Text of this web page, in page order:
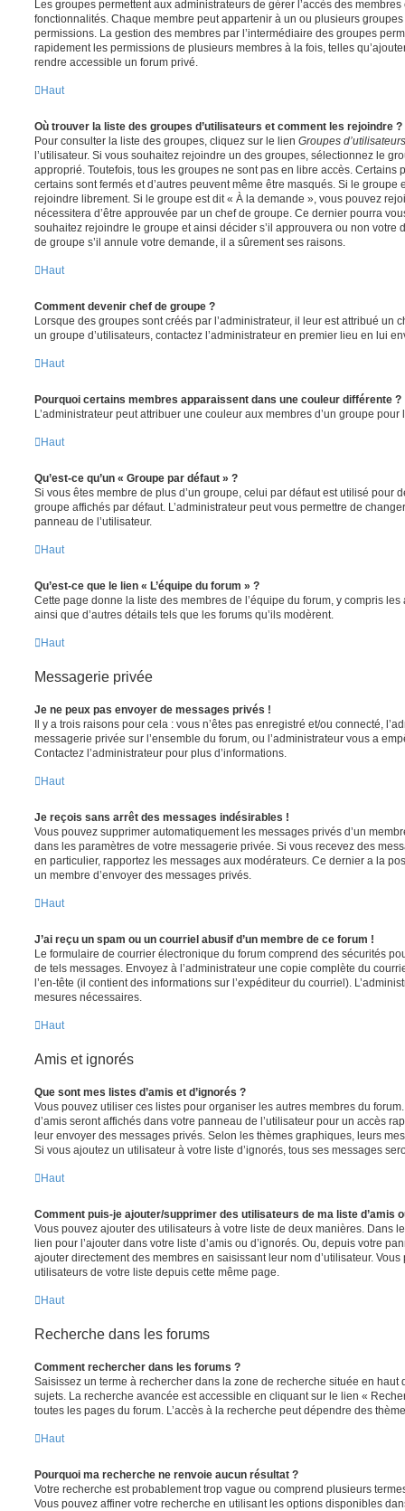
Les groupes permettent aux administrateurs de gérer l’accès des
fonctionnalités. Chaque membre peut appartenir à un ou plusieurs
permissions. La gestion des membres par l’intermédiaire des groupes
rapidement les permissions de plusieurs membres à la fois, telles
rendre accessible un forum privé.
Haut
Où trouver la liste des groupes d’utilisateurs et comment les rejoindre ?
Pour consulter la liste des groupes, cliquez sur le lien Groupes d’utilisateurs
l’utilisateur. Si vous souhaitez rejoindre un des groupes, sélectionnez le
approprié. Toutefois, tous les groupes ne sont pas en libre accès. Certains
certains sont fermés et d’autres peuvent même être masqués. Si le groupe
rejoindre librement. Si le groupe est dit « À la demande », vous pouvez
nécessitera d’être approuvée par un chef de groupe. Ce dernier pourra
souhaitez rejoindre le groupe et ainsi décider s’il approuvera ou non votre
de groupe s’il annule votre demande, il a sûrement ses raisons.
Haut
Comment devenir chef de groupe ?
Lorsque des groupes sont créés par l’administrateur, il leur est attribué un
un groupe d’utilisateurs, contactez l’administrateur en premier lieu en lui
Haut
Pourquoi certains membres apparaissent dans une couleur différente ?
L’administrateur peut attribuer une couleur aux membres d’un groupe
Haut
Qu’est-ce qu’un « Groupe par défaut » ?
Si vous êtes membre de plus d’un groupe, celui par défaut est utilisé pour
groupe affichés par défaut. L’administrateur peut vous permettre de
panneau de l’utilisateur.
Haut
Qu’est-ce que le lien « L’équipe du forum » ?
Cette page donne la liste des membres de l’équipe du forum, y compris
ainsi que d’autres détails tels que les forums qu’ils modèrent.
Haut
Messagerie privée
Je ne peux pas envoyer de messages privés !
Il y a trois raisons pour cela : vous n’êtes pas enregistré et/ou connecté,
messagerie privée sur l’ensemble du forum, ou l’administrateur vous a
Contactez l’administrateur pour plus d’informations.
Haut
Je reçois sans arrêt des messages indésirables !
Vous pouvez supprimer automatiquement les messages privés d’un
dans les paramètres de votre messagerie privée. Si vous recevez des
en particulier, rapportez les messages aux modérateurs. Ce dernier a la
un membre d’envoyer des messages privés.
Haut
J’ai reçu un spam ou un courriel abusif d’un membre de ce forum !
Le formulaire de courrier électronique du forum comprend des sécurités
de tels messages. Envoyez à l’administrateur une copie complète du
l’en-tête (il contient des informations sur l’expéditeur du courriel).
mesures nécessaires.
Haut
Amis et ignorés
Que sont mes listes d’amis et d’ignorés ?
Vous pouvez utiliser ces listes pour organiser les autres membres du
d’amis seront affichés dans votre panneau de l’utilisateur pour un accès
leur envoyer des messages privés. Selon les thèmes graphiques, leurs
Si vous ajoutez un utilisateur à votre liste d’ignorés, tous ses messages
Haut
Comment puis-je ajouter/supprimer des utilisateurs de ma liste d’amis
Vous pouvez ajouter des utilisateurs à votre liste de deux manières. Dans
lien pour l’ajouter dans votre liste d’amis ou d’ignorés. Ou, depuis votre
ajouter directement des membres en saisissant leur nom d’utilisateur.
utilisateurs de votre liste depuis cette même page.
Haut
Recherche dans les forums
Comment rechercher dans les forums ?
Saisissez un terme à rechercher dans la zone de recherche située en haut
sujets. La recherche avancée est accessible en cliquant sur le lien «
toutes les pages du forum. L’accès à la recherche peut dépendre des
Haut
Pourquoi ma recherche ne renvoie aucun résultat ?
Votre recherche est probablement trop vague ou comprend plusieurs
Vous pouvez affiner votre recherche en utilisant les options disponibles